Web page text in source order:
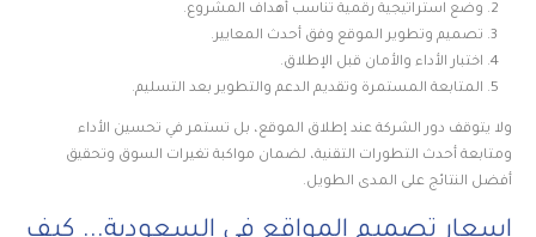
وضع استراتيجية رقمية تناسب أهداف المشروع.
تصميم وتطوير الموقع وفق أحدث المعايير.
اختبار الأداء والأمان قبل الإطلاق.
المتابعة المستمرة وتقديم الدعم والتطوير بعد التسليم.
ولا يتوقف دور الشركة عند إطلاق الموقع، بل تستمر في تحسين الأداء
ومتابعة أحدث التطورات التقنية، لضمان مواكبة تغيرات السوق وتحقيق
أفضل النتائج على المدى الطويل.